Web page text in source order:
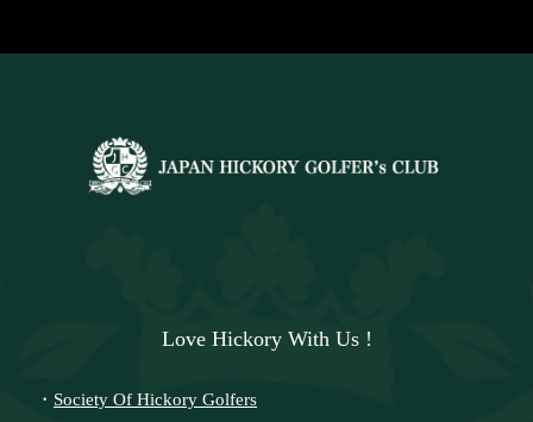
Love Hickory With Us !
・ Society Of Hickory Golfers